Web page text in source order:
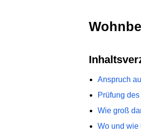
Anspruch
Prüfung
Wie groß
Wo und wie